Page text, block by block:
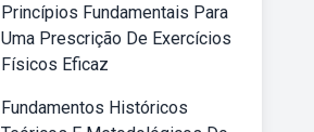
Princípios Fundamentais Para
Uma Prescrição De Exercícios
Físicos Eficaz
Fundamentos Históricos